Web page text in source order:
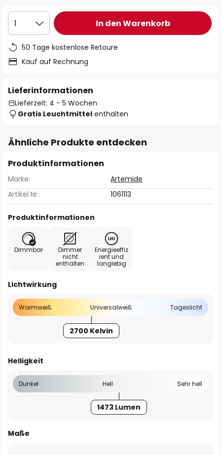
1 In den Warenkorb
50 Tage kostenlose Retoure
Kauf auf Rechnung
Lieferinformationen
Lieferzeit: 4 - 5 Wochen
Gratis Leuchtmittel enthalten
Ähnliche Produkte entdecken
Produktinformationen
Marke:
Artemide
Artikel Nr.:
1061113
Produktinformationen
Dimmbar
Dimmer
nicht
enthalten
Energieeffiz
ient und
langlebig
Lichtwirkung
Warmweiß Universalweiß Tageslicht
2700 Kelvin
Helligkeit
Dunkel Hell Sehr hell
1473 Lumen
Maße